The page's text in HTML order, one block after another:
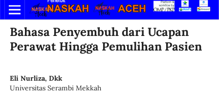
Bahasa Penyembuh dari Ucapan
Perawat Hingga Pemulihan Pasien
Eli Nurliza, Dkk
Universitas Serambi Mekkah